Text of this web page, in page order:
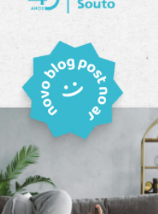
próximo a mercados,
comerciais. A
mais comodidade
tranquilidade e
planta funcional, com
proporcionando
a dia. Sala de estar com
natural,
para convivência.